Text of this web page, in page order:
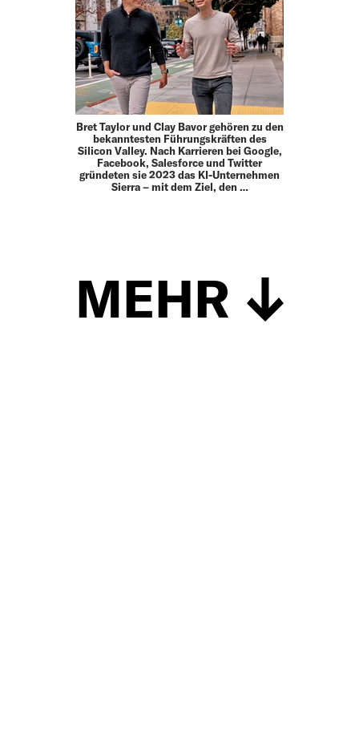
Bret Taylor und Clay Bavor gehören zu den
bekanntesten Führungskräften des
Silicon Valley. Nach Karrieren bei Google,
Facebook, Salesforce und Twitter
gründeten sie 2023 das KI-Unternehmen
Sierra – mit dem Ziel, den …
MEHR